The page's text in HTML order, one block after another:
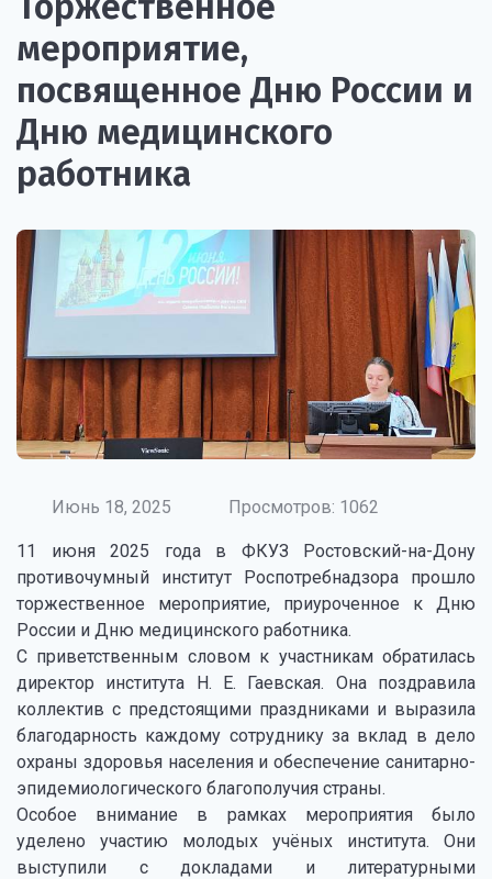
мероприятие,
посвященное Дню России и
Дню медицинского
работника
Июнь 18, 2025 Просмотров: 1062
11 июня 2025 года в ФКУЗ Ростовский-на-Дону
противочумный институт Роспотребнадзора прошло
торжественное мероприятие, приуроченное к Дню
России и Дню медицинского работника.
С приветственным словом к участникам обратилась
директор института Н. Е. Гаевская. Она поздравила
коллектив с предстоящими праздниками и выразила
благодарность каждому сотруднику за вклад в дело
охраны здоровья населения и обеспечение санитарно-
эпидемиологического благополучия страны.
Особое внимание в рамках мероприятия было
уделено участию молодых учёных института. Они
выступили с докладами и литературными